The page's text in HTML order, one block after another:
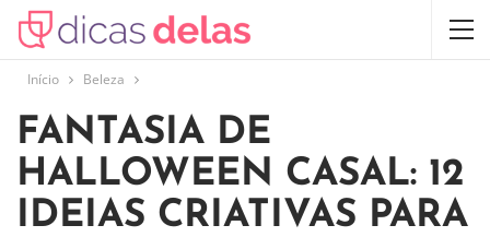
Início Beleza
FANTASIA DE
HALLOWEEN CASAL: 12
IDEIAS CRIATIVAS PARA